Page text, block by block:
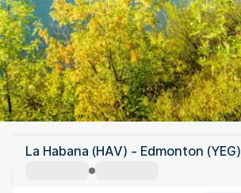
Canadá
Edmonton
La Habana (HAV) - Edmonton (YEG)